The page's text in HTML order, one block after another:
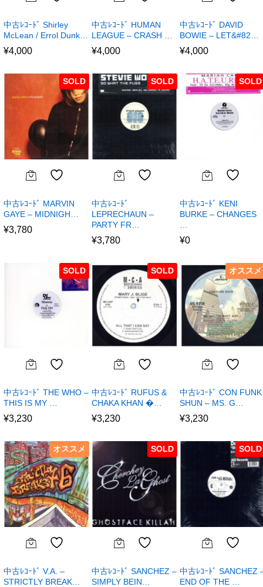
中古ﾚｺｰﾄﾞ Shirley
McLean / Errol Dunk…
¥4,000
中古ﾚｺｰﾄﾞ HUMAN
LEAGUE – CRASH …
¥4,000
中古ﾚｺｰﾄﾞ DAVID
BOWIE – LET&#82…
¥4,000
SOLD
中古ﾚｺｰﾄﾞ MARVIN
GAYE – MIDNIGH…
¥3,780
SOLD
中古ﾚｺｰﾄﾞ
LEPRECHAUN –
PARTY FR…
¥3,780
SOLD
中古ﾚｺｰﾄﾞ KENI
BURKE – CHANGES
¥0
SOLD
中古ﾚｺｰﾄﾞ THE WHO –
THIS IS MY …
¥3,230
SOLD
中古ﾚｺｰﾄﾞ RUFUS &
CHAKA KHAN �…
¥3,230
オススメ
中古ﾚｺｰﾄﾞ CON FUNK
SHUN – MS. G…
¥3,230
オススメ
中古ﾚｺｰﾄﾞ V.A. –
STRICTLY BREAK…
SOLD
中古ﾚｺｰﾄﾞ SANCHEZ –
SIMPLY BEIN…
SOLD
中古ﾚｺｰﾄﾞ SANCHEZ
END OF THE …